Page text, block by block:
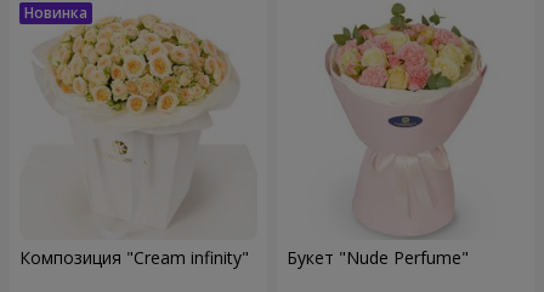
Композиция "Cream infinity" Букет "Nude Perfume"